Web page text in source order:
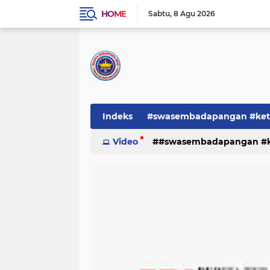
HOME Sabtu 8 Agu 2026
Indeks #swasembadapangan
Pemerintah PEMERINTAHAN
Video #swasembadapangan